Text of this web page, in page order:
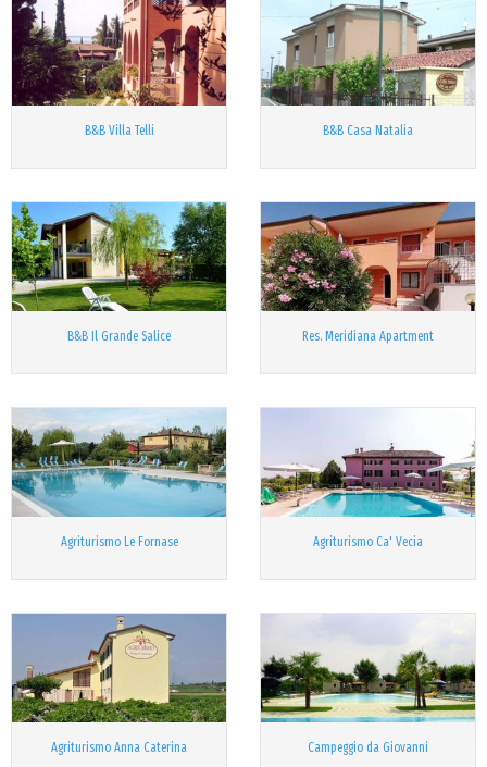
B&B Villa Telli B&B Casa Natalia
B&B Il Grande Salice Res. Meridiana Apartment
Agriturismo Le Fornase Agriturismo Ca' Vecia
Agriturismo Anna Caterina Campeggio da Giovanni